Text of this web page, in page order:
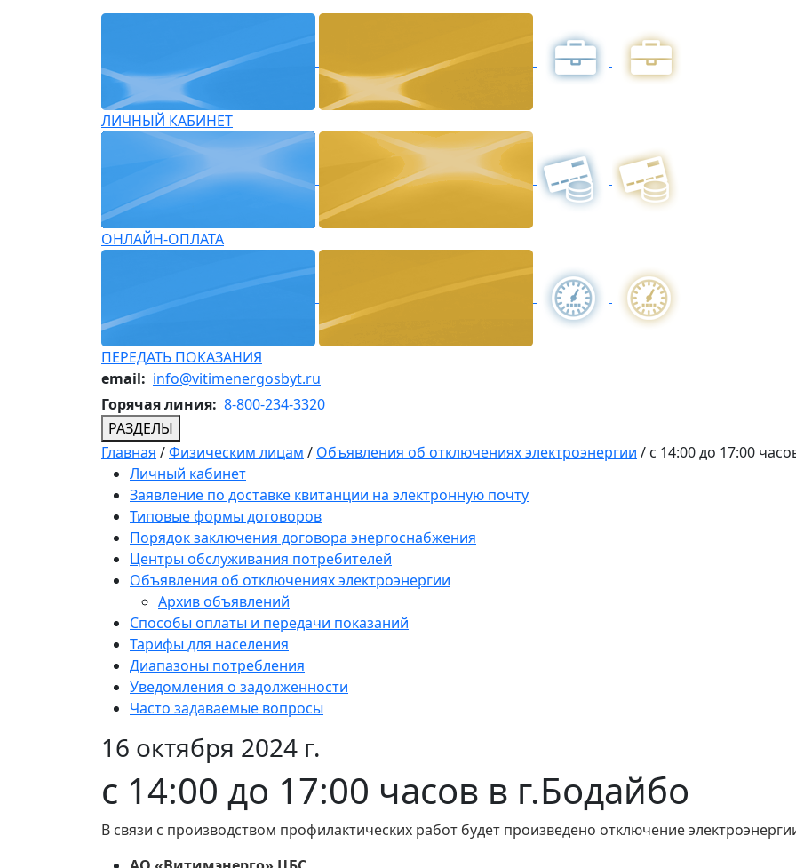
ЛИЧНЫЙ КАБИНЕТ
ОНЛАЙН-ОПЛАТА
ПЕРЕДАТЬ ПОКАЗАНИЯ
email: info@vitimenergosbyt.ru
Горячая линия: 8-800-234-3320
РАЗДЕЛЫ
Главная /Физическим лицам / Объявления об отключениях электроэнергии / с 14:00 до 17:00
Личный кабинет
Заявление по доставке квитанции на электронную почту
Типовые формы договоров
Порядок заключения договора энергоснабжения
Центры обслуживания потребителей
Объявления об отключениях электроэнергии
Архив объявлений
Способы оплаты и передачи показаний
Тарифы для населения
Диапазоны потребления
Уведомления о задолженности
Часто задаваемые вопросы
16 октября 2024 г.
с 14:00 до 17:00 часов в г.Бодайбо
В связи с производством профилактических работ будет произведено отключение